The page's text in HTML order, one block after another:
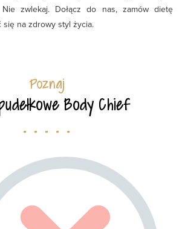
zwlekaj. Dołącz do nas, zamów dietę
się na zdrowy styl życia.
Poznaj
Body Chief
. . . . .